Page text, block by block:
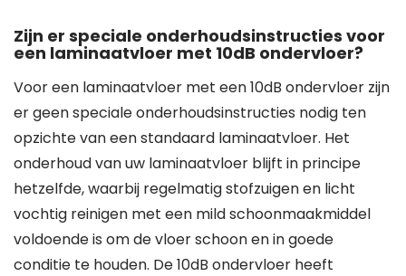
Zijn er speciale onderhoudsinstructies voor
een laminaatvloer met 10dB ondervloer?
Voor een laminaatvloer met een 10dB ondervloer zijn
er geen speciale onderhoudsinstructies nodig ten
opzichte van een standaard laminaatvloer. Het
onderhoud van uw laminaatvloer blijft in principe
hetzelfde, waarbij regelmatig stofzuigen en licht
vochtig reinigen met een mild schoonmaakmiddel
voldoende is om de vloer schoon en in goede
conditie te houden. De 10dB ondervloer heeft